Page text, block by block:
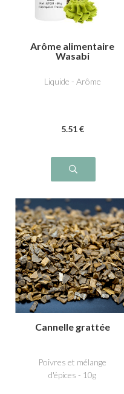
Arôme alimentaire
Wasabi
Liquide - Arôme
5.51 €
Cannelle grattée
Poivres et mélange
d'épices - 10g